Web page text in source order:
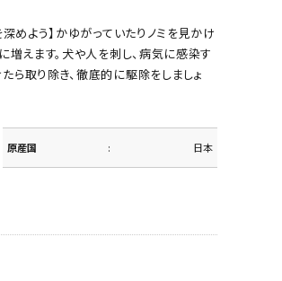
深めよう】かゆがっていたりノミを見かけ
増えます。犬や人を刺し、病気に感染す
ら取り除き、徹底的に駆除をしましょ
原産国 日本